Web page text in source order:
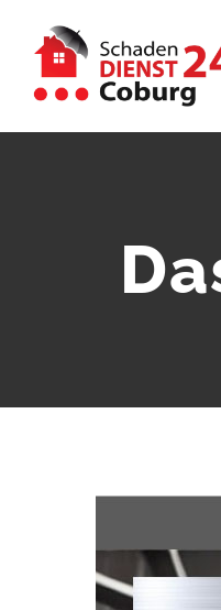
Inhalt
springen